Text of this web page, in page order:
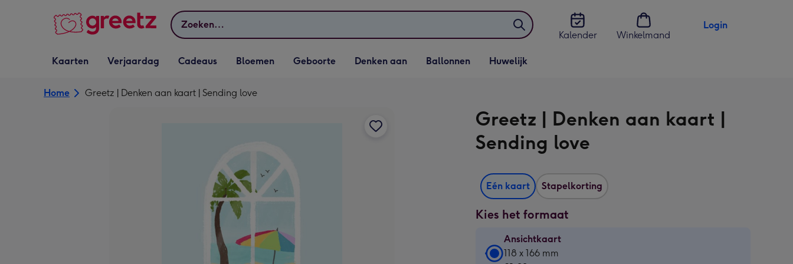
Zoeken
Kalender
Winkelmand
Login
Vervolgkeuzelijst
Kaarten openen
Kaarten
Vervolgkeuzelijst
Verjaardag openen
Verjaardag
Vervolgkeuzelijst
Cadeaus openen
Cadeaus
Vervolgkeuzelijst
Bloemen openen
Bloemen
Vervolgkeuzelijst
Geboorte openen
Geboorte
Vervolgkeuzelijst
Denken aan openen
Denken aan
Vervolgkeuzelijst
Ballonnen openen
Ballonnen
Vervolgkeuzelijst
Huwelijk openen
Huwelijk
Home Greetz | Denken aan kaart | Sending love
Greetz | Denken aan kaart |
Sending love
Eén kaart Stapelkorting
Kies het formaat
Ansichtkaart
Ansichtkaart
118 x 166 mm